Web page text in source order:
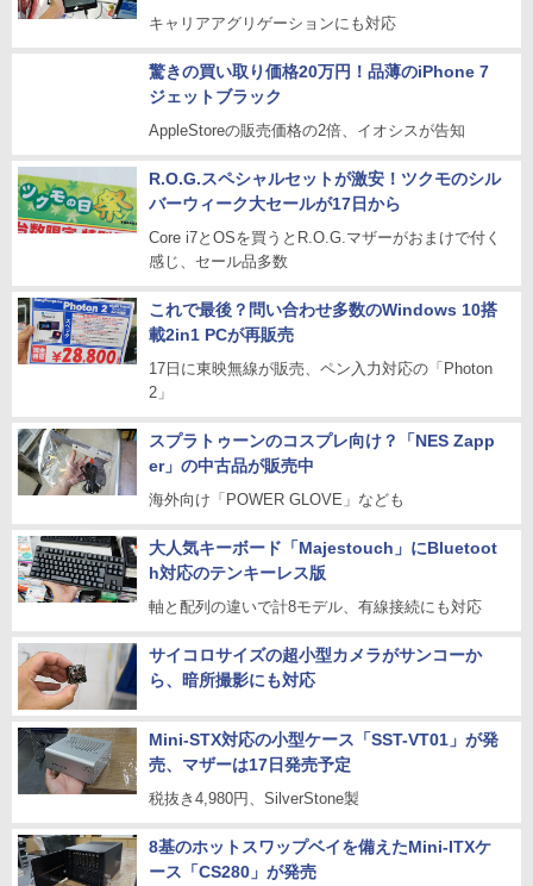
キャリアアグリゲーションにも対応
驚きの買い取り価格20万円！品薄のiPhone 7
ジェットブラック
AppleStoreの販売価格の2倍、イオシスが告知
R.O.G.スペシャルセットが激安！ツクモのシル
バーウィーク大セールが17日から
Core i7とOSを買うとR.O.G.マザーがおまけで付く
感じ、セール品多数
これで最後？問い合わせ多数のWindows 10搭
載2in1 PCが再販売
17日に東映無線が販売、ペン入力対応の「Photon
2」
スプラトゥーンのコスプレ向け？「NES Zapp
er」の中古品が販売中
海外向け「POWER GLOVE」なども
大人気キーボード「Majestouch」にBluetoot
h対応のテンキーレス版
軸と配列の違いで計8モデル、有線接続にも対応
サイコロサイズの超小型カメラがサンコーか
ら、暗所撮影にも対応
Mini-STX対応の小型ケース「SST-VT01」が発
売、マザーは17日発売予定
税抜き4,980円、SilverStone製
8基のホットスワップベイを備えたMini-ITXケ
ース「CS280」が発売